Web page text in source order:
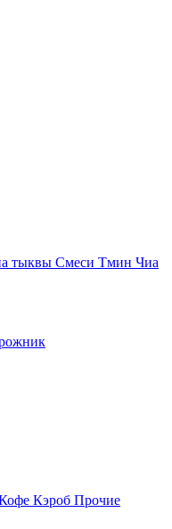
тыквы Смеси Тмин Чиа
Кэроб Прочие